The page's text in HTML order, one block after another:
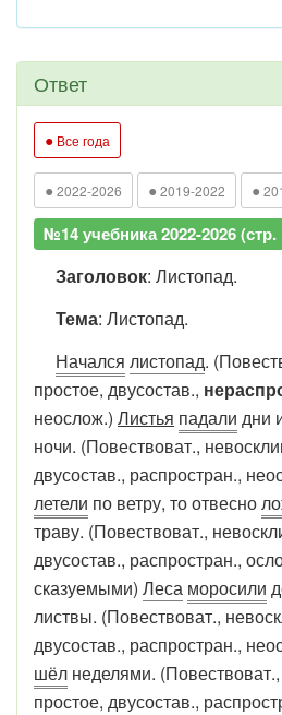
Ответ
● Все года
● 2022-2026 ● 2019-2022 ●
№14 учебника 2022-2026 (стр.
Заголовок: Листопад.
Тема: Листопад.
Начался листопад.
простое, двусостав.,
неослож.) Листья падали дни
ночи. (Повествоват.,
двусостав., распростран.,
летели по ветру, то отвесно
траву. (Повествоват.,
двусостав., распростран.,
сказуемыми) Леса моросили
листвы. (Повествоват.,
двусостав., распростран.,
шёл неделями.
простое, двусостав.,